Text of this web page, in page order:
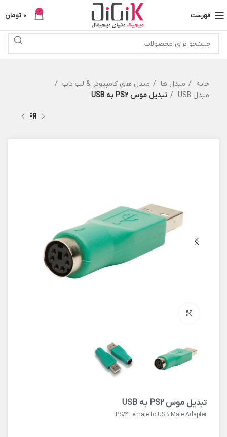
فهرست 0
0 تومان
خانه مبدل ها
مبدل های کامپیوتر & لپ تاپ
مبدل USB
تبدیل موس PS2 به USB
تبدیل موس PS2 به USB
PS/2 Female to USB Male Adapter